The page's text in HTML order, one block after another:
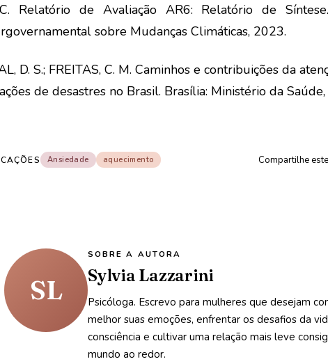
Relatório de Avaliação AR6: Relatório de
sobre Mudanças Climáticas, 2023.
D. S.; FREITAS, C. M. Caminhos e contribuições da
de desastres no Brasil. Brasília: Ministério da
Ansiedade aquecimento Compartilhe
SL
SOBRE A AUTORA
Sylvia Lazzarini
Psicóloga. Escrevo para mulheres que desejam
melhor suas emoções, enfrentar os desafios da
consciência e cultivar uma relação mais leve
mundo ao redor.